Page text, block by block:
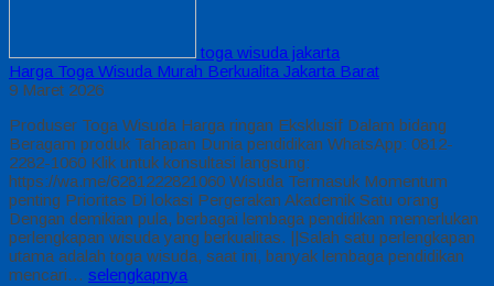
toga wisuda jakarta
Harga Toga Wisuda Murah Berkualita Jakarta Barat
9 Maret 2026
Produser Toga Wisuda Harga ringan Eksklusif Dalam bidang
Beragam produk Tahapan Dunia pendidikan WhatsApp: 0812-
2282-1060 Klik untuk konsultasi langsung:
https://wa.me/6281222821060 Wisuda Termasuk Momentum
penting Prioritas Di lokasi Pergerakan Akademik Satu orang
Dengan demikian pula, berbagai lembaga pendidikan memerlukan
perlengkapan wisuda yang berkualitas. ||Salah satu perlengkapan
utama adalah toga wisuda, saat ini, banyak lembaga pendidikan
mencari… selengkapnya